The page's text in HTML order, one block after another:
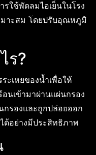
รใช้พัดลมไอเย็นในโรง
มาะสม โดยปรับอุณหภูมิ
ร?
เหยของน้ำเพื่อให้
นเข้ามาผ่านแผ่นกรอง
กรองและถูกปล่อยออก
อย่างมีประสิทธิภาพ